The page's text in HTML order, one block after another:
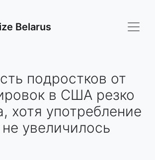
Belarus
подростков от
в США резко
хотя употребление
увеличилось